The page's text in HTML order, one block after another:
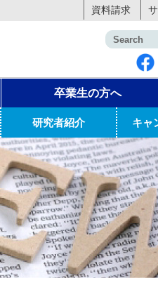
資料請求
卒業生の方へ
研究者紹介 キャ